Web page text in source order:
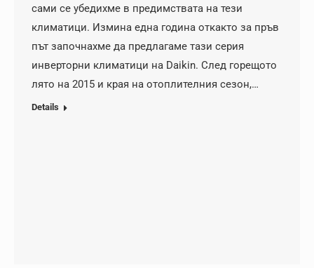
сами се убедихме в предимствата на тези
климатици. Измина една година откакто за пръв
път започнахме да предлагаме тази серия
инверторни климатици на Daikin. След горещото
лято на 2015 и края на отоплителния сезон,…
Details